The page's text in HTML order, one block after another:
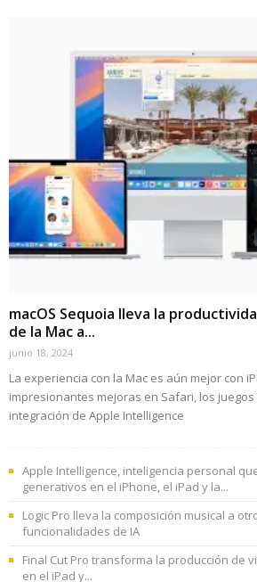
macOS Sequoia lleva la
de la Mac a...
junio 18, 2024
La experiencia con la Mac es aún mejor con
impresionantes mejoras en Safari, los
integración de Apple Intelligence
Apple Intelligence, inteligencia personal
generativos en el iPhone, el iPad y la...
Logic Pro lleva la composición musical a
funcionalidades de IA
Final Cut Pro transforma la producción de
en el iPad y...